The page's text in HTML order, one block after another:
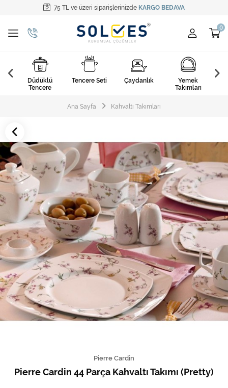
75 TL ve üzeri siparişlerinizde KARGO BEDAVA
Tüm Kategoriler
Pişirme Gereçleri
Yemek Takımları
Kahvaltı Takımları
Cam Ürünler
Servis Setleri
Mutfak Tekstili
Mutfak Aksesuarları
Düdüklü
Tencere
Tencere Seti Çaydanlık
Yemek
Takımları
Ana Sayfa Kahvaltı Takımları
Pierre Cardin
Pierre Cardin 44 Parça Kahvaltı Takımı (Pretty)